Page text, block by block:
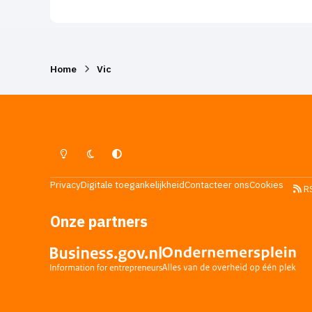
Home Vic
Lichte ModusDonkere ModusSysteemvoorkeur
PrivacyDigitale toegankelijkheidContacteer onsCookies
Onze partners